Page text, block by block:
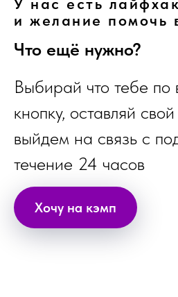
и желание помочь
Что ещё нужно?
Выбирай что тебе по
кнопку, оставляй
выйдем на связь с
течение 24 часов
Хочу на кэмп